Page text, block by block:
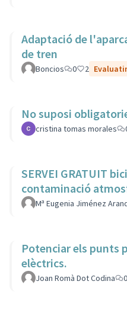
Adaptació de
de tren
Boncios 0 2
No suposi
cristina tomas morales
SERVEI GRATUIT
contaminació
Mª Eugenia Jiménez
Potenciar els punts
elèctrics.
Joan Romà Dot Codina 0